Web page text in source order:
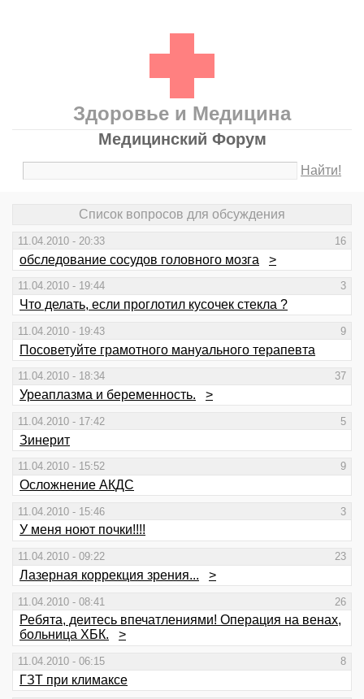
Здоровье и Медицина
Медицинский Форум
Найти!
Список вопросов для обсуждения
11.04.2010 - 20:33 16
обследование сосудов головного мозга >
11.04.2010 - 19:44 3
Что делать, если проглотил кусочек стекла ?
11.04.2010 - 19:43 9
Посоветуйте грамотного мануального терапевта
11.04.2010 - 18:34 37
Уреаплазма и беременность. >
11.04.2010 - 17:42 5
Зинерит
11.04.2010 - 15:52 9
Осложнение АКДС
11.04.2010 - 15:46 3
У меня ноют почки!!!!
11.04.2010 - 09:22 23
Лазерная коррекция зрения... >
11.04.2010 - 08:41 26
Ребята, деитесь впечатлениями! Операция на венах,
больница ХБК.
>
11.04.2010 - 06:15 8
ГЗТ при климаксе